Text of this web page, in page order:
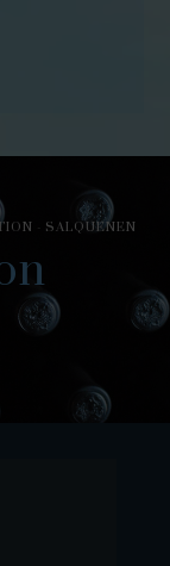
- SALQUENEN